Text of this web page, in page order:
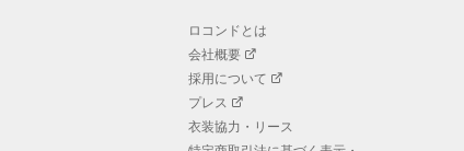
ロコンドとは
会社概要
採用について
プレス
衣装協力・リース